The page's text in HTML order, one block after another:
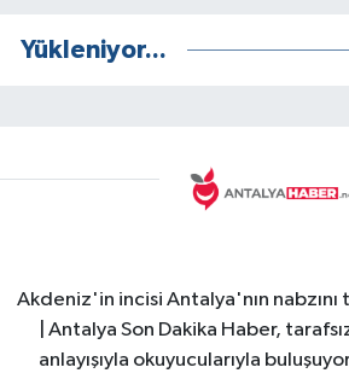
Yükleniyor...
Akdeniz'in incisi Antalya'nın
| Antalya Son Dakika Haber, tarafsız
anlayışıyla okuyucularıyla